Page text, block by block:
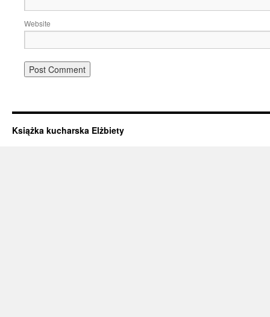
Website
Książka kucharska Elżbiety